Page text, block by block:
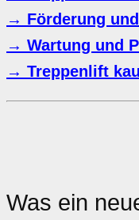
→ Förderung
→ Wartung und
→ Treppenlift
Was ein